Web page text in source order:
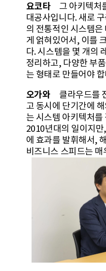
요코타그 아키텍처
대공사입니다. 새로
의 전통적인 시스템
게 얽혀있어서, 이를
다. 시스템을 몇 개의
정리하고, 다양한 부
는 형태로 만들어야
오가와 클라우드를
고 동시에 단기간에
는 시스템 아키텍처
2010년대의 일이지
에 효과를 발휘해서,
비즈니스 스피드는